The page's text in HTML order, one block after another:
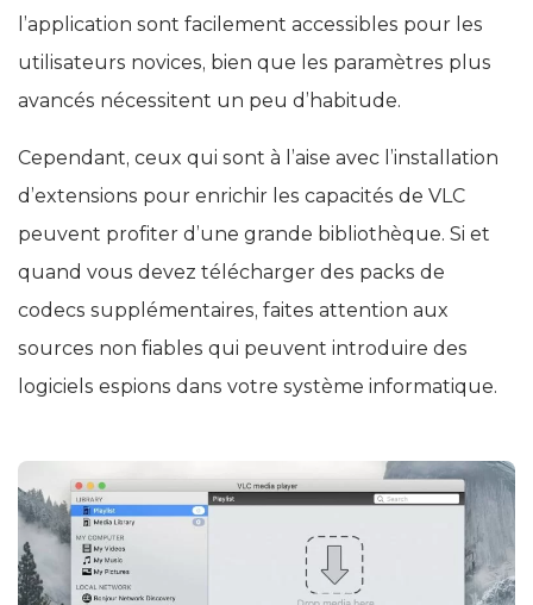
l’application sont facilement accessibles pour les
utilisateurs novices, bien que les paramètres plus
avancés nécessitent un peu d’habitude.
Cependant, ceux qui sont à l’aise avec l’installation
d’extensions pour enrichir les capacités de VLC
peuvent profiter d’une grande bibliothèque. Si et
quand vous devez télécharger des packs de
codecs supplémentaires, faites attention aux
sources non fiables qui peuvent introduire des
logiciels espions dans votre système informatique.